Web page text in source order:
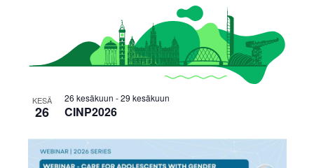
KESÄ
26 CINP2026
26 kesäkuun -29 kesäkuun